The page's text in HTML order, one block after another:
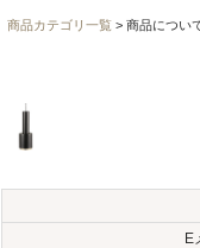
商品カテゴリ一覧 > 商品につい
E